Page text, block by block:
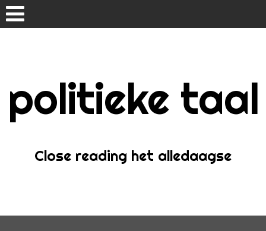
Home
Over
politieke taal
Close reading het alledaagse